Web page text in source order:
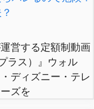
営する定額制動画
ラス）』ウォル
ディズニー・テレ
ズを